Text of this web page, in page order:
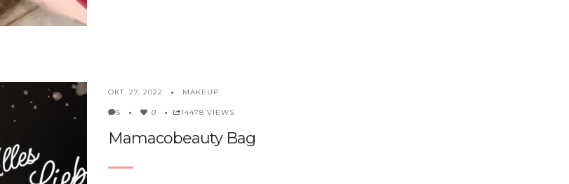
OKT. 27, 2022 MAKEUP
5 0 14478 VIEWS
Mamacobeauty Bag